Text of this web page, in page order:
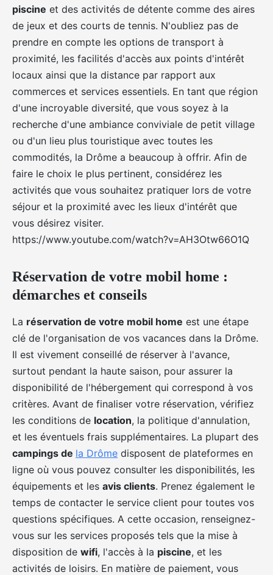
piscine et des activités de détente comme des aires
de jeux et des courts de tennis. N'oubliez pas de
prendre en compte les options de transport à
proximité, les facilités d'accès aux points d'intérêt
locaux ainsi que la distance par rapport aux
commerces et services essentiels. En tant que région
d'une incroyable diversité, que vous soyez à la
recherche d'une ambiance conviviale de petit village
ou d'un lieu plus touristique avec toutes les
commodités, la Drôme a beaucoup à offrir. Afin de
faire le choix le plus pertinent, considérez les
activités que vous souhaitez pratiquer lors de votre
séjour et la proximité avec les lieux d'intérêt que
vous désirez visiter.
https://www.youtube.com/watch?v=AH3Otw66O1Q
Réservation de votre mobil home :
démarches et conseils
La réservation de votre mobil home est une étape
clé de l'organisation de vos vacances dans la Drôme.
Il est vivement conseillé de réserver à l'avance,
surtout pendant la haute saison, pour assurer la
disponibilité de l'hébergement qui correspond à vos
critères. Avant de finaliser votre réservation, vérifiez
les conditions de location, la politique d'annulation,
et les éventuels frais supplémentaires. La plupart des
campings de la Drôme disposent de plateformes en
ligne où vous pouvez consulter les disponibilités, les
équipements et les avis clients. Prenez également le
temps de contacter le service client pour toutes vos
questions spécifiques. A cette occasion, renseignez-
vous sur les services proposés tels que la mise à
disposition de wifi, l'accès à la piscine, et les
activités de loisirs. En matière de paiement, vous